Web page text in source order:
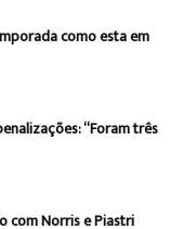
como esta em
“Foram três
com Norris e Piastri